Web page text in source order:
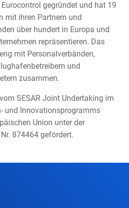
gegründet und hat 19
mit ihren Partnern und
über hundert in Europa und
repräsentieren. Das
mit Personalverbänden,
und
zusammen.
SESAR Joint Undertaking im
und Innovationsprogramms
Union unter der
874464 gefördert.